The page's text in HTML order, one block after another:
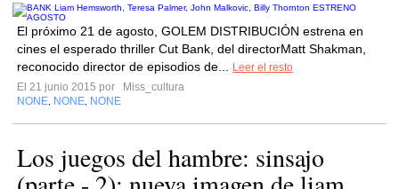
El próximo 21 de agosto, GOLEM DISTRIBUCIÓN estrena en
cines el esperado thriller Cut Bank, del directorMatt Shakman,
reconocido director de episodios de...
Leer el resto
El 21 junio 2015 por
Miss_cultura
NONE NONE NONE
Los juegos del hambre: sinsajo